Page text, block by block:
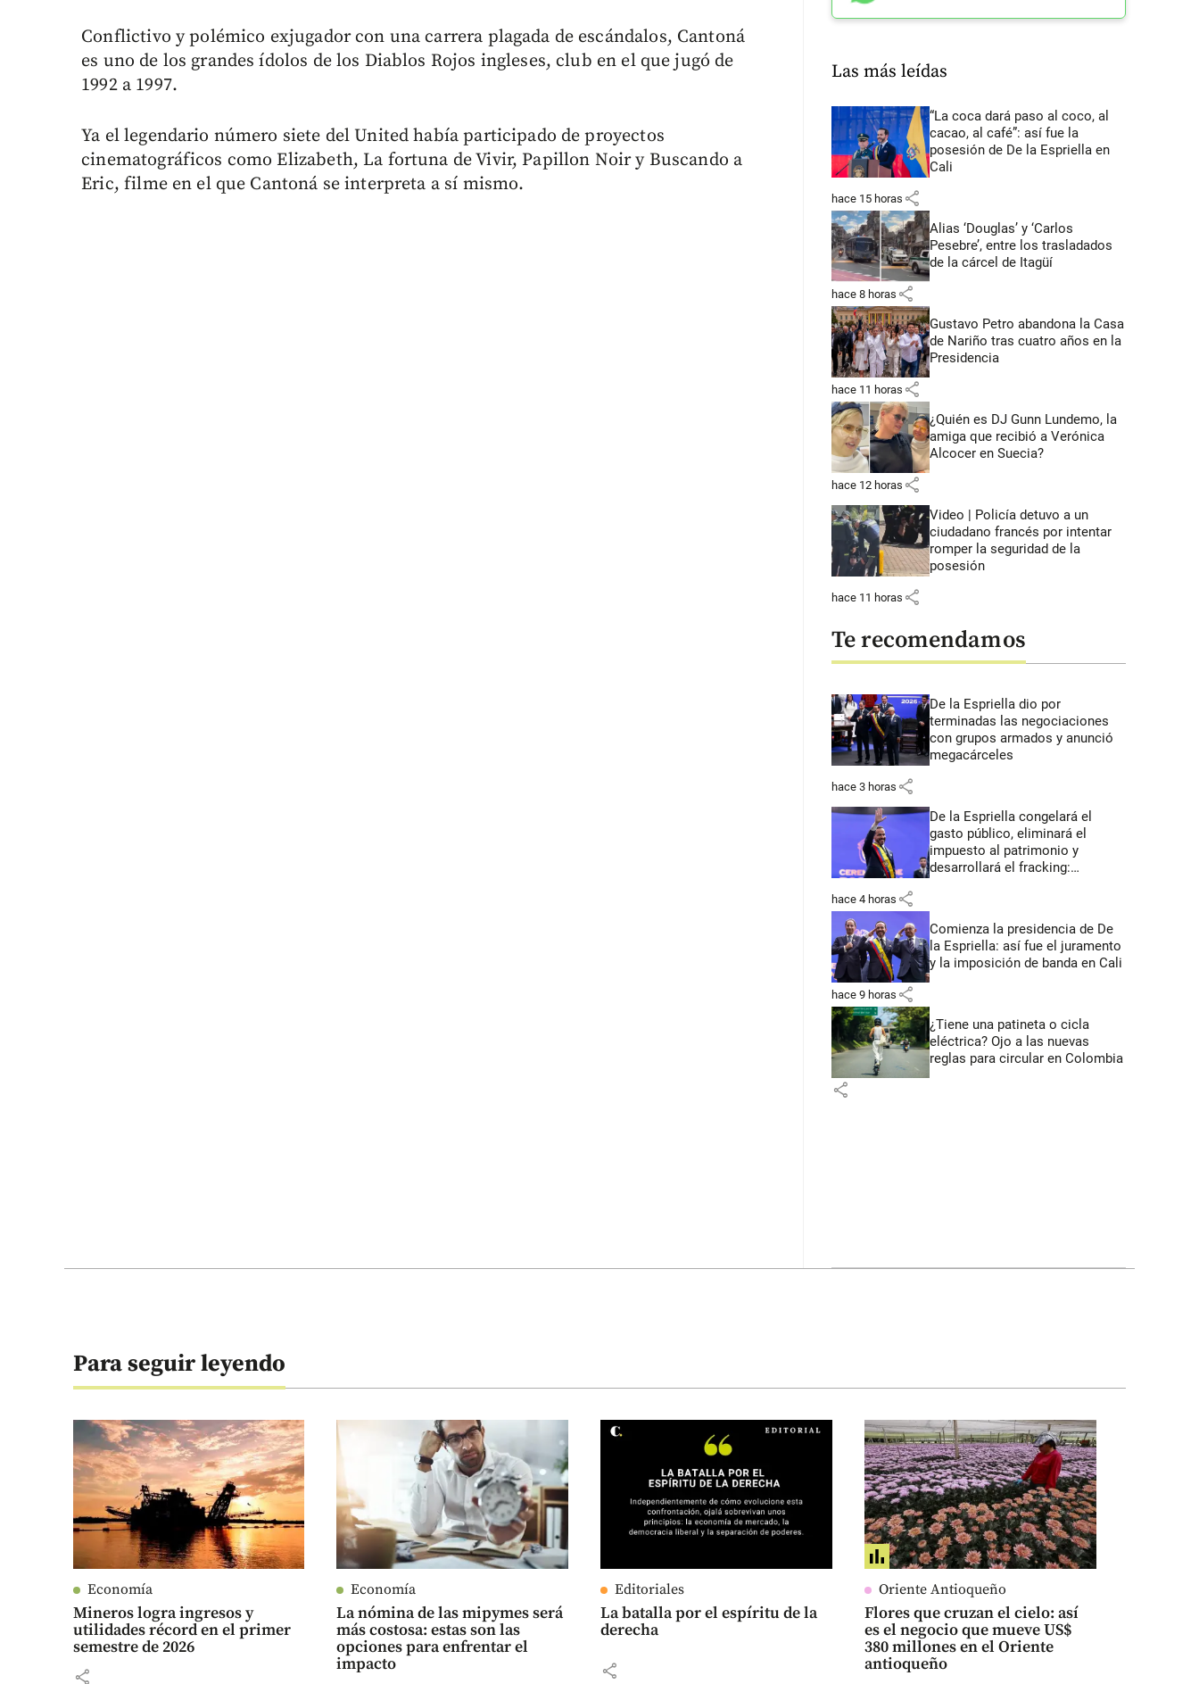
Conflictivo y polémico exjugador con una carrera plagada de escándalos, Cantoná
es uno de los grandes ídolos de los Diablos Rojos ingleses, club en el que jugó de
1992 a 1997.
Ya el legendario número siete del United había participado de proyectos
cinematográficos como Elizabeth, La fortuna de Vivir, Papillon Noir y Buscando a
Eric, filme en el que Cantoná se interpreta a sí mismo.
Las más leídas
“La coca dará paso al coco, al
cacao, al café”: así fue la
posesión de De la Espriella en
Cali
hace 15 horas share
Alias ‘Douglas’ y ‘Carlos
Pesebre’, entre los trasladados
de la cárcel de Itagüí
hace 8 horas share
Gustavo Petro abandona la Casa
de Nariño tras cuatro años en la
Presidencia
hace 11 horas share
¿Quién es DJ Gunn Lundemo, la
amiga que recibió a Verónica
Alcocer en Suecia?
hace 12 horas share
Video | Policía detuvo a un
ciudadano francés por intentar
romper la seguridad de la
posesión
hace 11 horas share
Te recomendamos
De la Espriella dio por
terminadas las negociaciones
con grupos armados y anunció
megacárceles
hace 3 horas share
De la Espriella congelará el
gasto público, eliminará el
impuesto al patrimonio y
desarrollará el fracking:
hace 4 horas share
Comienza la presidencia de De
la Espriella: así fue el juramento
y la imposición de banda en Cali
hace 9 horas share
¿Tiene una patineta o cicla
eléctrica? Ojo a las nuevas
reglas para circular en Colombia
share
Para seguir leyendo
Economía
Mineros logra ingresos y
utilidades récord en el primer
semestre de 2026
share
Economía
La nómina de las mipymes será
más costosa: estas son las
opciones para enfrentar el
impacto
Editoriales
La batalla por el espíritu de la
derecha
share
Oriente Antioqueño
Flores que cruzan el cielo: así
es el negocio que mueve US$
380 millones en el Oriente
antioqueño